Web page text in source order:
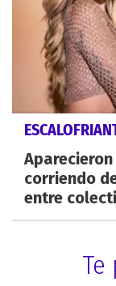
corriendo
entre